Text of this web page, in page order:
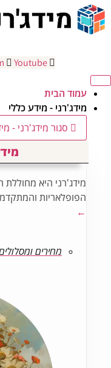
Youtube
עמוד הבית
מידג'רני - מידע כללי
סגור מידג'רני -
מידג'רני היא מחוללת
הפופלאריות
←
מחירים ומסלולים